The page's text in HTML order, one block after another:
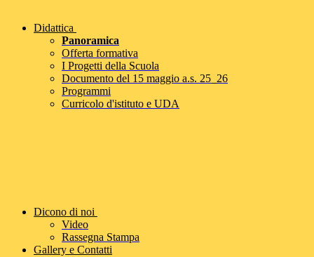
Didattica
Panoramica
Offerta formativa
I Progetti della Scuola
Documento del 15 maggio a.s. 25_26
Programmi
Curricolo d'istituto e UDA
Dicono di noi
Video
Rassegna Stampa
Gallery e Contatti